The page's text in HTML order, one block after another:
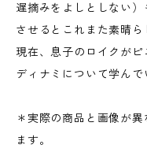
遅摘みをよしとしない
させるとこれまた素晴ら
現在、息子のロイクが
ディナミについて学ん
＊実際の商品と画像が
ます。